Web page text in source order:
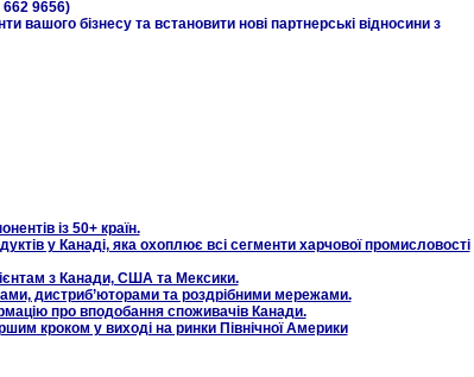
9656)
вашого бізнесу та встановити нові партнерські відносини з
із 50+ країн.
у Канаді, яка охоплює всі сегменти харчової промисловості
з Канади, США та Мексики.
дистриб’юторами та роздрібними мережами.
про вподобання споживачів Канади.
кроком у виході на ринки Північної Америки